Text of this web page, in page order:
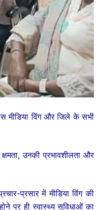
मीडिया विंग और जिले के सभी
क्षमता, उनकी प्रभावशीलता और
प्रसार में मीडिया विंग की
पर ही स्वास्थ्य सुविधाओं का